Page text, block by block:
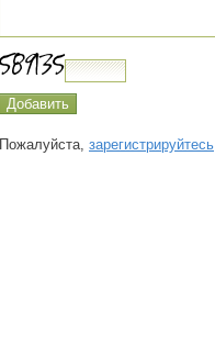
Пожалуйста, зарегистрируйтесь